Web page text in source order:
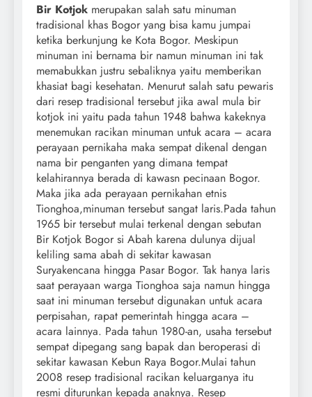
Bir Kotjok merupakan salah satu minuman
tradisional khas Bogor yang bisa kamu jumpai
ketika berkunjung ke Kota Bogor. Meskipun
minuman ini bernama bir namun minuman ini tak
memabukkan justru sebaliknya yaitu memberikan
khasiat bagi kesehatan. Menurut salah satu pewaris
dari resep tradisional tersebut jika awal mula bir
kotjok ini yaitu pada tahun 1948 bahwa kakeknya
menemukan racikan minuman untuk acara – acara
perayaan pernikaha maka sempat dikenal dengan
nama bir penganten yang dimana tempat
kelahirannya berada di kawasn pecinaan Bogor.
Maka jika ada perayaan pernikahan etnis
Tionghoa,minuman tersebut sangat laris.Pada tahun
1965 bir tersebut mulai terkenal dengan sebutan
Bir Kotjok Bogor si Abah karena dulunya dijual
keliling sama abah di sekitar kawasan
Suryakencana hingga Pasar Bogor. Tak hanya laris
saat perayaan warga Tionghoa saja namun hingga
saat ini minuman tersebut digunakan untuk acara
perpisahan, rapat pemerintah hingga acara –
acara lainnya. Pada tahun 1980-an, usaha tersebut
sempat dipegang sang bapak dan beroperasi di
sekitar kawasan Kebun Raya Bogor.Mulai tahun
2008 resep tradisional racikan keluarganya itu
resmi diturunkan kepada anaknya. Resep